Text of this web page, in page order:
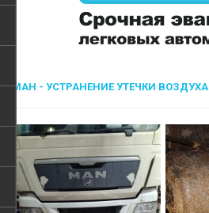
МАН - УСТРАНЕНИЕ УТЕЧКИ ВОЗДУХА